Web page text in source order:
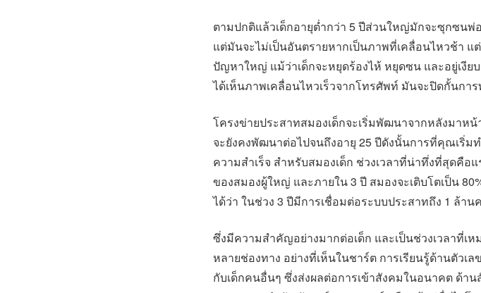
ตามปกติแล้วเด็กอายุต่ำกว่า 5 ปีส่วนใหญ่มักจะซุกซน
แต่มันจะไม่เป็นอันตรายหากเป็นภาพที่เคลื่อนไหวช้า
ปัญหาใหญ่ แม้ว่าเด็กจะหยุดร้องไห้ หยุดซน และอยู่เงี
ได้เห็นภาพเคลื่อนไหวเร็วจากโทรศัพท์ มันจะปิดกั้นกา
โครงข่ายประสาทสมองเด็กจะเริ่มพัฒนาจากหลังมาหน้
จะยังคงพัฒนาต่อไปจนถึงอายุ 25 ปีดังนั้นการที่คุณเริ่
ความสำเร็จ สำหรับสมองเด็ก ช่วงเวลาที่น่าทึ่งที่สุดคือ
ของสมองผู้ใหญ่ และภายใน 3 ปี สมองจะเติบโตเป็น
ได้ว่า ในช่วง 3 ปีมีการเชื่อมต่อระบบประสาทถึง 1 ล้าน
ซึ่งมีความสำคัญอย่างมากต่อเด็ก และเป็นช่วงเวลาที่เ
หลายช่องทาง อย่างที่เห็นในชาร์ต การเรียนรู้ด้านตัว
กับเด็กคนอื่นๆ ซึ่งส่งผลต่อการเข้าสังคมในอนาคต ด้